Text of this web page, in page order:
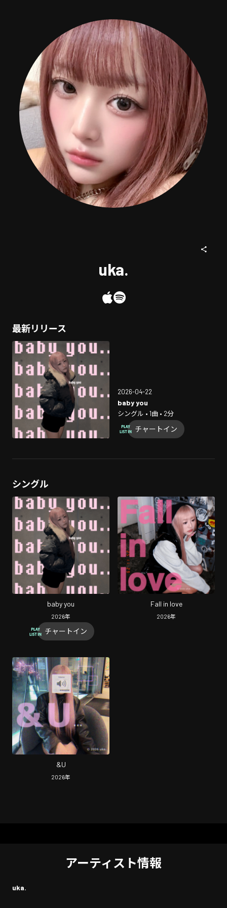
uka.
最新リリース
2026-04-22
baby you
シングル • 1曲 • 2分
チャートイン
シングル
baby you
2026年
チャートイン
Fall in love
2026年
&U
2026年
アーティスト情報
uka.